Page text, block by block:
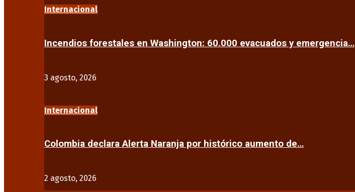
Internacional
Incendios forestales en Washington: 60.000 evacuados y emergencia…
3 agosto, 2026
Internacional
Colombia declara Alerta Naranja por histórico aumento de…
2 agosto, 2026